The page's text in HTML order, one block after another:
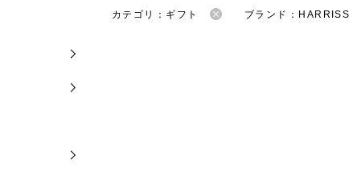
カテゴリ：ギフト ブランド：